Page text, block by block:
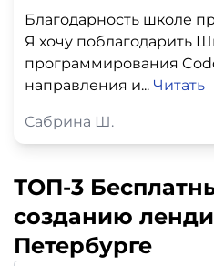
Я хочу поблагодарить
программирования
направления и... Читать
Сабрина Ш.
ТОП-3
созданию
Петербурге